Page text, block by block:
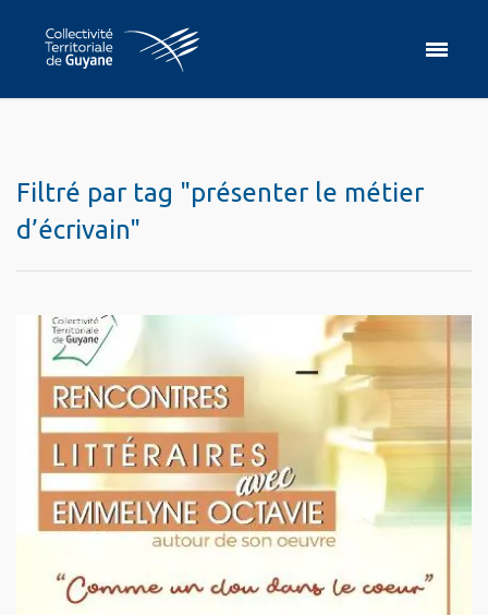
Filtré par tag "présenter le métier
d’écrivain"